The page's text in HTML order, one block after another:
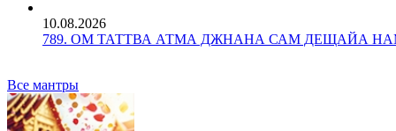
10.08.2026
789. ОМ ТАТТВА АТМА ДЖНАНА САМ ДЕЩАЙА НАМАХ
Все мантры